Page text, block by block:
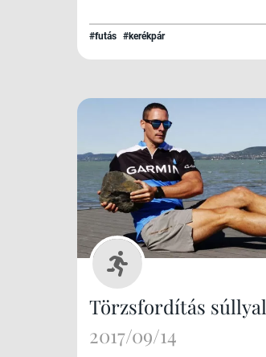
#futás #kerékpár
Törzsfordítás súllyal
2017/09/14